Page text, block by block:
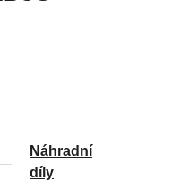
Náhradní
díly